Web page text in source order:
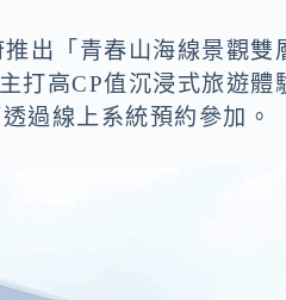
出「青春山海線景觀雙
打高CP值沉浸式旅遊體
過線上系統預約參加。